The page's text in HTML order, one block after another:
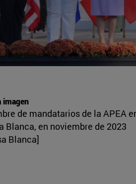
imagen
de mandatarios de la APEA
Blanca, en noviembre de 2023
Blanca]